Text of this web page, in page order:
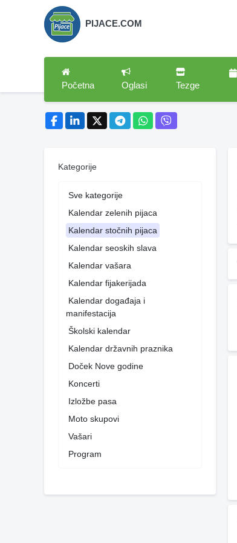
PIJACE.COM
Početna Oglasi Tezge
Kategorije
Sve kategorije
Kalendar zelenih pijaca
Kalendar stočnih pijaca
Kalendar seoskih slava
Kalendar vašara
Kalendar fijakerijada
Kalendar događaja i
manifestacija
Školski kalendar
Kalendar državnih praznika
Doček Nove godine
Koncerti
Izložbe pasa
Moto skupovi
Vašari
Program